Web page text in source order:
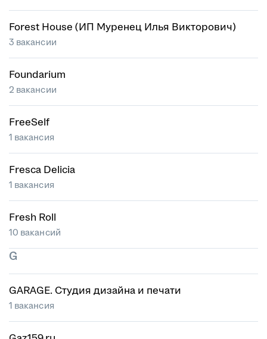
Forest House (ИП Муренец Илья Викторович)
3 вакансии
Foundarium
2 вакансии
FreeSelf
1 вакансия
Fresca Delicia
1 вакансия
Fresh Roll
10 вакансий
G
GARAGE. Студия дизайна и печати
1 вакансия